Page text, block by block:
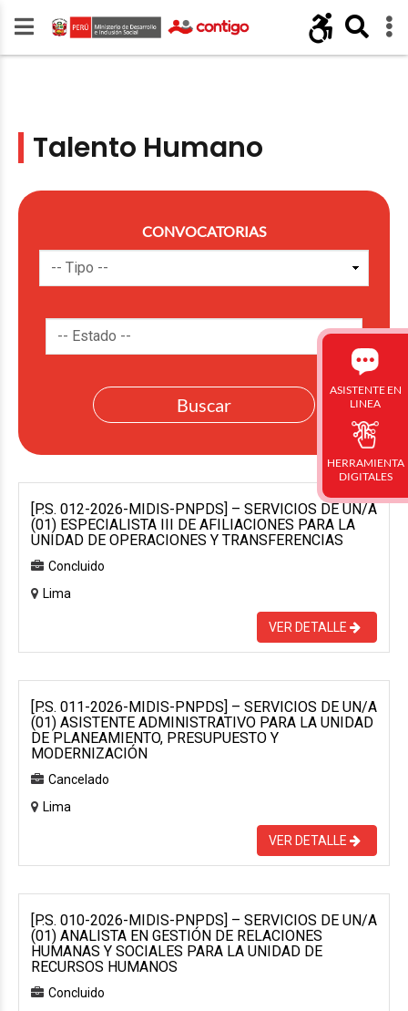
Talento Humano
CONVOCATORIAS
[P.S. 012-2026-MIDIS-PNPDS] – SERVICIOS DE UN/A
(01) ESPECIALISTA III DE AFILIACIONES PARA LA
UNIDAD DE OPERACIONES Y TRANSFERENCIAS
Concluido
Lima
VER DETALLE
[P.S. 011-2026-MIDIS-PNPDS] – SERVICIOS DE UN/A
(01) ASISTENTE ADMINISTRATIVO PARA LA UNIDAD
DE PLANEAMIENTO, PRESUPUESTO Y
MODERNIZACIÓN
Cancelado
Lima
VER DETALLE
[P.S. 010-2026-MIDIS-PNPDS] – SERVICIOS DE UN/A
(01) ANALISTA EN GESTIÓN DE RELACIONES
HUMANAS Y SOCIALES PARA LA UNIDAD DE
RECURSOS HUMANOS
Concluido
ASISTENTE EN
LINEA
HERRAMIENTA
DIGITALES